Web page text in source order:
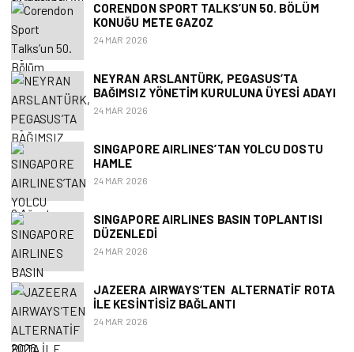
CORENDON SPORT TALKS’UN 50. BÖLÜM
KONUĞU METE GAZOZ
24 MAR 2026
NEYRAN ARSLANTÜRK, PEGASUS’TA
BAĞIMSIZ YÖNETIM KURULUNA ÜYESI ADAYI
24 MAR 2026
SINGAPORE AIRLINES’TAN YOLCU DOSTU
HAMLE
24 MAR 2026
SINGAPORE AIRLINES BASIN TOPLANTISI
DÜZENLEDI
24 MAR 2026
JAZEERA AIRWAYS’TEN ALTERNATIF ROTA
ILE KESINTISIZ BAĞLANTI
24 MAR 2026